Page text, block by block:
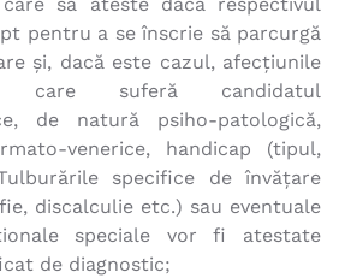
să ateste dacă respectivul
pentru a se înscrie să parcurgă
și, dacă este cazul, afecțiunile
care suferă candidatul
de natură psiho-patologică,
venerice, handicap (tipul,
specifice de învățare
discalculie etc.) sau eventuale
speciale vor fi atestate
de diagnostic;